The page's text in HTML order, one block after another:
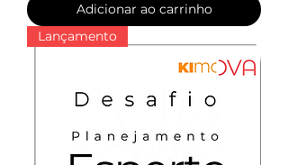
Adicionar ao carrinho
Lançamento